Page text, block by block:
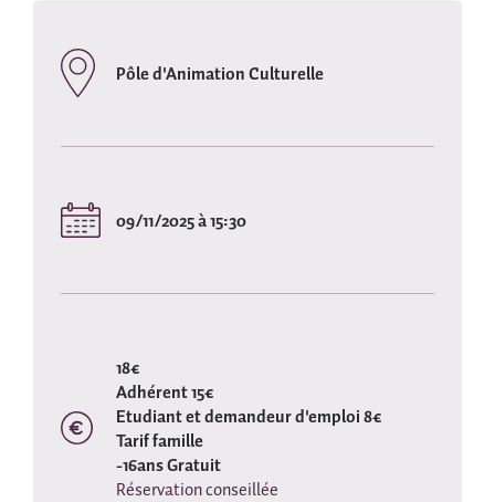
Pôle d'Animation Culturelle
09/11/2025 à 15:30
18€
Adhérent 15€
Etudiant et demandeur d'emploi 8€
Tarif famille
-16ans Gratuit
Réservation conseillée